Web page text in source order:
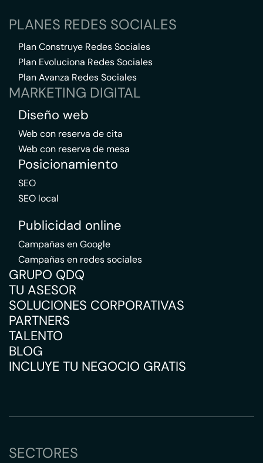
PLANES REDES SOCIALES
Plan Construye Redes Sociales
Plan Evoluciona Redes Sociales
Plan Avanza Redes Sociales
MARKETING DIGITAL
Diseño web
Web con reserva de cita
Web con reserva de mesa
Posicionamiento
SEO
SEO local
Publicidad online
Campañas en Google
Campañas en redes sociales
GRUPO QDQ
TU ASESOR
SOLUCIONES CORPORATIVAS
PARTNERS
TALENTO
BLOG
INCLUYE TU NEGOCIO GRATIS
SECTORES